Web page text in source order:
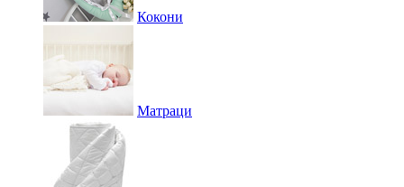
Кокони
Матраци